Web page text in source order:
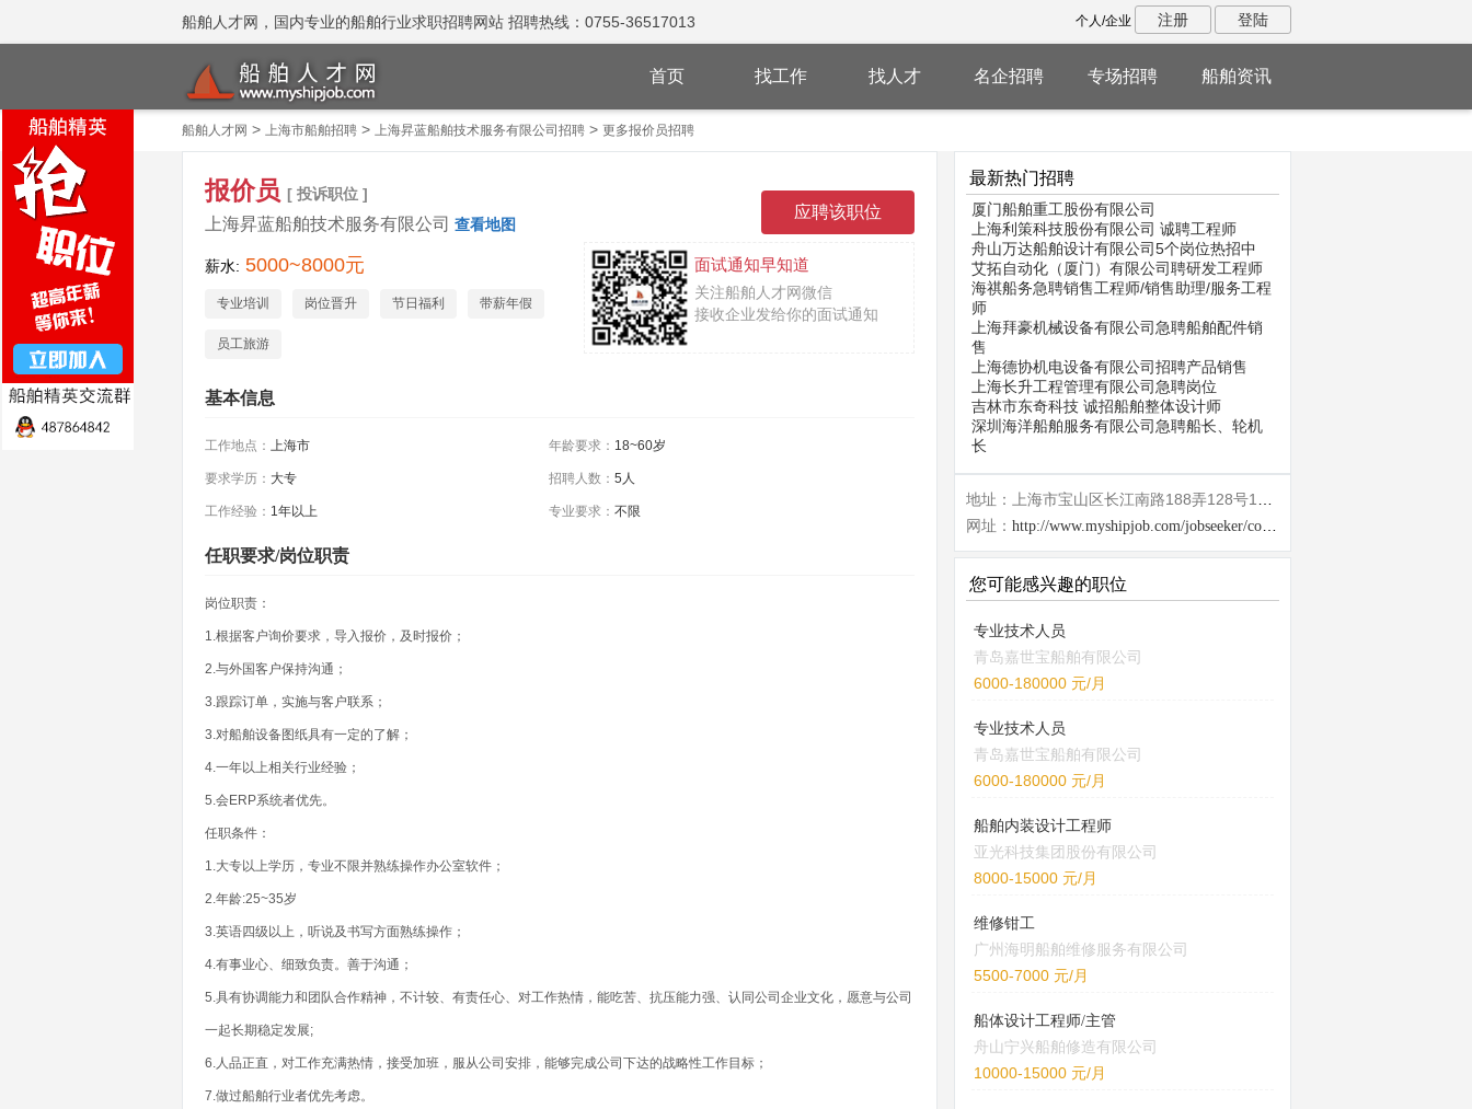
船舶人才网，国内专业的船舶行业求职招聘网站 招聘热线：0755-36517013 个人/企业 注册 登陆
首页 找工作 找人才 名企招聘 专场招聘 船舶资讯
船舶人才网 > 上海市船舶招聘> 上海昇蓝船舶技术服务有限公司招聘> 更多报价员招聘
报价员 [ 投诉职位 ]
上海昇蓝船舶技术服务有限公司 查看地图
薪水: 5000~8000元 面试通知早知道
关注船舶人才网微信
接收企业发给你的面试通知
专业培训 岗位晋升 节日福利 带薪年假
员工旅游
基本信息
工作地点： 上海市 年龄要求： 18~60岁
要求学历： 大专 招聘人数： 5人
工作经验： 1年以上 专业要求： 不限
任职要求/岗位职责
岗位职责：
1.根据客户询价要求，导入报价，及时报价；
2.与外国客户保持沟通；
3.跟踪订单，实施与客户联系；
3.对船舶设备图纸具有一定的了解；
4.一年以上相关行业经验；
5.会ERP系统者优先。
任职条件：
1.大专以上学历，专业不限并熟练操作办公室软件；
2.年龄:25~35岁
3.英语四级以上，听说及书写方面熟练操作；
4.有事业心、细致负责。善于沟通；
5.具有协调能力和团队合作精神，不计较、有责任心、对工作热情，能吃苦、抗压能力强、认同公司企业文化，愿意与公司
一起长期稳定发展;
6.人品正直，对工作充满热情，接受加班，服从公司安排，能够完成公司下达的战略性工作目标；
7.做过船舶行业者优先考虑。
最新热门招聘
厦门船舶重工股份有限公司
上海利策科技股份有限公司 诚聘工程师
舟山万达船舶设计有限公司5个岗位热招中
艾拓自动化（厦门）有限公司聘研发工程师
海祺船务急聘销售工程师/销售助理/服务工程
师
上海拜豪机械设备有限公司急聘船舶配件销
售
上海德协机电设备有限公司招聘产品销售
上海长升工程管理有限公司急聘岗位
吉林市东奇科技 诚招船舶整体设计师
深圳海洋船舶服务有限公司急聘船长、轮机
长
网址： http://www.myshipjob.com/jobseeker/company/6613.html
您可能感兴趣的职位
专业技术人员
青岛嘉世宝船舶有限公司
6000-180000 元/月
专业技术人员
青岛嘉世宝船舶有限公司
6000-180000 元/月
船舶内装设计工程师
亚光科技集团股份有限公司
8000-15000 元/月
维修钳工
广州海明船舶维修服务有限公司
5500-7000 元/月
船体设计工程师/主管
舟山宁兴船舶修造有限公司
10000-15000 元/月